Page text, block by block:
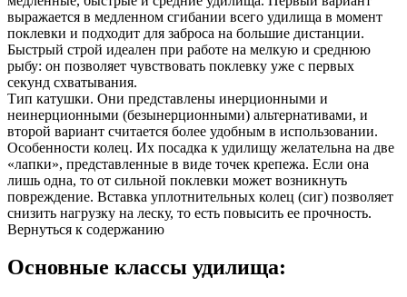
выражается в медленном сгибании всего удилища в момент
поклевки и подходит для заброса на большие дистанции.
Быстрый строй идеален при работе на мелкую и среднюю
рыбу: он позволяет чувствовать поклевку уже с первых
секунд схватывания.
Тип катушки. Они представлены инерционными и
неинерционными (безынерционными) альтернативами, и
второй вариант считается более удобным в использовании.
Особенности колец. Их посадка к удилищу желательна на две
«лапки», представленные в виде точек крепежа. Если она
лишь одна, то от сильной поклевки может возникнуть
повреждение. Вставка уплотнительных колец (сиг) позволяет
снизить нагрузку на леску, то есть повысить ее прочность.
Вернуться к содержанию
Основные классы удилища: